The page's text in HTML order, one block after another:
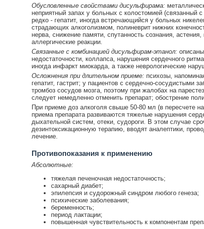
Обусловленные свойствами дисульфирама:
неприятный запах у больных с колостомией (связанный
редко - гепатит, иногда встречающийся у больных
страдающих алкоголизмом, полиневрит нижних
нерва, снижение памяти, спутанность сознания,
аллергические реакции.
Связанные с комбинацией дисульфирам-этанол:
недостаточности, коллапса, нарушения сердечного
иногда инфаркт миокарда, а также неврологические
Осложнения при длительном приеме: психозы,
гепатит, гастрит; у пациентов с сердечно-сосудистыми
тромбоз сосудов мозга, поэтому при жалобах на
следует немедленно отменить препарат; обострение
При приеме доз алкоголя свыше 50-80 мл (в пересчете
приема препарата развиваются тяжелые нарушения
дыхательной систем, отеки, судороги. В этом случае
дезинтоксикационную терапию, вводят аналептики,
лечение.
Противопоказания к применению
Абсолютные:
тяжелая печеночная недостаточность;
сахарный диабет;
эпилепсия и судорожный синдром любого генеза;
психические заболевания;
беременность;
период лактации;
повышенная чувствительность к компонентам